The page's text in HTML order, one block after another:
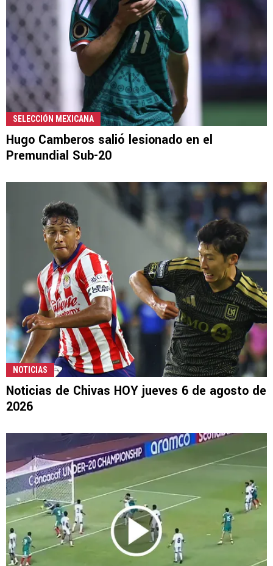
SELECCIÓN MEXICANA
Hugo Camberos salió lesionado en el
Premundial Sub-20
NOTICIAS
Noticias de Chivas HOY jueves 6 de agosto de
2026